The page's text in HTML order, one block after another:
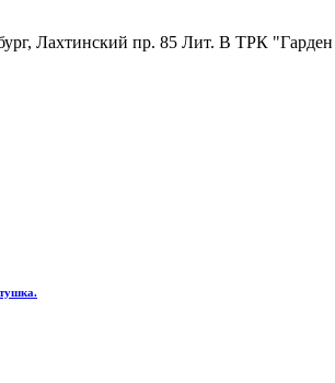
Лахтинский пр. 85 Лит. B ТРК